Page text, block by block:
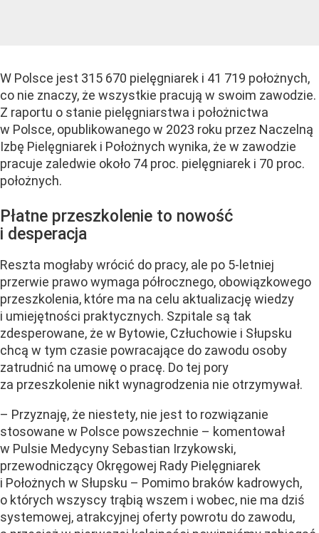
W Polsce jest 315 670 pielęgniarek i 41 719 położnych,
co nie znaczy, że wszystkie pracują w swoim zawodzie.
Z raportu o stanie pielęgniarstwa i położnictwa
w Polsce, opublikowanego w 2023 roku przez Naczelną
Izbę Pielęgniarek i Położnych wynika, że w zawodzie
pracuje zaledwie około 74 proc. pielęgniarek i 70 proc.
położnych.
Płatne przeszkolenie to nowość
i desperacja
Reszta mogłaby wrócić do pracy, ale po 5-letniej
przerwie prawo wymaga półrocznego, obowiązkowego
przeszkolenia, które ma na celu aktualizację wiedzy
i umiejętności praktycznych. Szpitale są tak
zdesperowane, że w Bytowie, Człuchowie i Słupsku
chcą w tym czasie powracające do zawodu osoby
zatrudnić na umowę o pracę. Do tej pory
za przeszkolenie nikt wynagrodzenia nie otrzymywał.
– Przyznaję, że niestety, nie jest to rozwiązanie
stosowane w Polsce powszechnie – komentował
w Pulsie Medycyny Sebastian Irzykowski,
przewodniczący Okręgowej Rady Pielęgniarek
i Położnych w Słupsku – Pomimo braków kadrowych,
o których wszyscy trąbią wszem i wobec, nie ma dziś
systemowej, atrakcyjnej oferty powrotu do zawodu,